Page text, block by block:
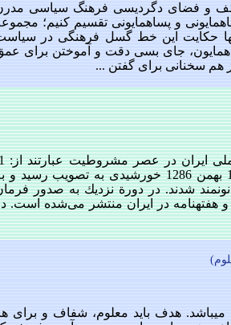
و فضای دگردیسی فرهنگ سیاسی
و پساهمایونی تقسیم كنیم؛
حكایت این خط گسل فرهنگی در
همایون، جای بسی دقت و آموختن برای
هم سخنانی برای گفتن ...
قانون‌ آزادی‌ مطبوعات‌ مشتمل‌ بر 53 ماده‌ كه‌ در تاریخ‌ 18 بهمن‌ 1286 خورشیدی‌ به‌ تصویب‌ رسید
شدند. در دورة‌ نزدیك‌ به‌ صدور
نزدیك‌ به‌ 58 عنوان‌ روزنامه‌ و هفته‏نامه‌ در ایران‌ منتشر می‌شده‌ است‌.
هدف باید معلوم، شفاف و برای